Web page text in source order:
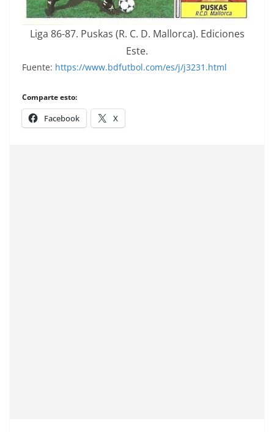
Liga 86-87. Puskas (R. C. D. Mallorca). Ediciones
Este.
Fuente: https://www.bdfutbol.com/es/j/j3231.html
Comparte esto:
Facebook X